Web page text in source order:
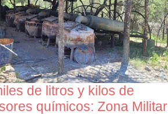
de litros y kilos de
químicos: Zona Militar